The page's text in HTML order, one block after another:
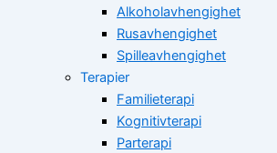
Alkoholavhengighet
Rusavhengighet
Spilleavhengighet
Terapier
Familieterapi
Kognitivterapi
Parterapi